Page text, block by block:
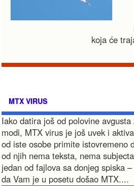
koja će
MTX VIRUS
Iako datira još od polovine
modi, MTX virus je još uvek i
od iste osobe primite istovremeno
od njih nema teksta, nema
jedan od fajlova sa donjeg spiska
da Vam je u posetu došao MTX....